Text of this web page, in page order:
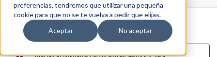
preferencias, tendremos que utilizar una pequeña
cookie para que no se te vuelva a pedir que elijas.
Aceptar
No aceptar